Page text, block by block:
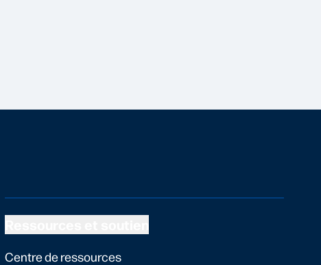
Centre de ressources